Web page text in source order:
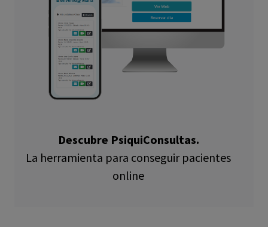
Descubre PsiquiConsultas.
La herramienta para conseguir pacientes
online